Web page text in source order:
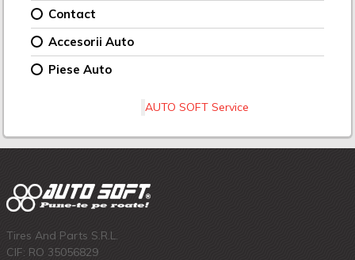
Contact
Accesorii Auto
Piese Auto
AUTO SOFT Service
Tires And Parts S.R.L.
CIF: RO 35056829